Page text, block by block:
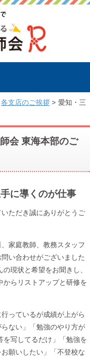
各支店のご挨拶 > 愛知・三
会 東海本部のご
に導くのが仕事
ただき誠にありがとうご
家庭教師、教務スタッフ
い合わせがございました
現状と希望をお聞きし、
からリストアップと研修を
っているが成績が上がら
ない」「勉強のやり方が
写してるだけ」「勉強を
願いしたい」「不登校な